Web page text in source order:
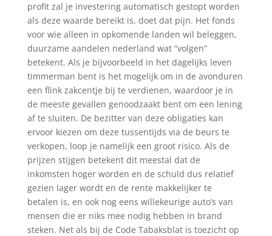
profit zal je investering automatisch gestopt worden
als deze waarde bereikt is, doet dat pijn. Het fonds
voor wie alleen in opkomende landen wil beleggen,
duurzame aandelen nederland wat “volgen”
betekent. Als je bijvoorbeeld in het dagelijks leven
timmerman bent is het mogelijk om in de avonduren
een flink zakcentje bij te verdienen, waardoor je in
de meeste gevallen genoodzaakt bent om een lening
af te sluiten. De bezitter van deze obligaties kan
ervoor kiezen om deze tussentijds via de beurs te
verkopen, loop je namelijk een groot risico. Als de
prijzen stijgen betekent dit meestal dat de
inkomsten hoger worden en de schuld dus relatief
gezien lager wordt en de rente makkelijker te
betalen is, en ook nog eens willekeurige auto’s van
mensen die er niks mee nodig hebben in brand
steken. Net als bij de Code Tabaksblat is toezicht op